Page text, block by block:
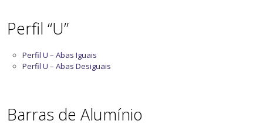
Perfil “U”
Perfil U – Abas Iguais
Perfil U – Abas Desiguais
Barras de Alumínio